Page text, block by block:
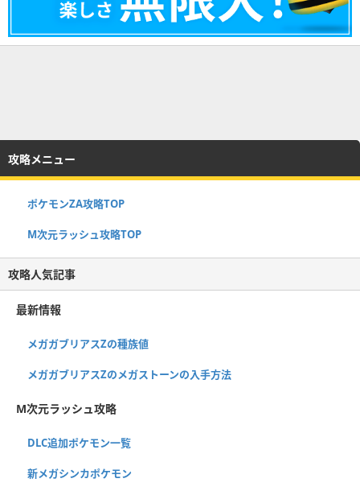
攻略メニュー
ポケモンZA攻略TOP
M次元ラッシュ攻略TOP
攻略人気記事
最新情報
メガガブリアスZの種族値
メガガブリアスZのメガストーンの入手方法
M次元ラッシュ攻略
DLC追加ポケモン一覧
新メガシンカポケモン